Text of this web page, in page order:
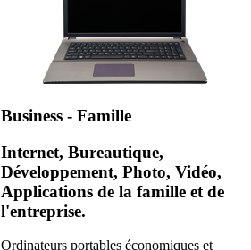
Business - Famille
Internet, Bureautique,
Développement, Photo, Vidéo,
Applications de la famille et de
l'entreprise.
Ordinateurs portables économiques et